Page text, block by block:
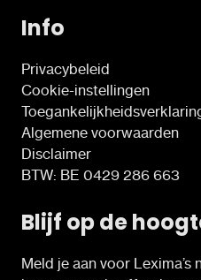
Info
Privacybeleid
Cookie-instellingen
Algemene voorwaarden
Disclaimer
BTW: BE 0429 286 663
Blijf op de
Meld je aan voor